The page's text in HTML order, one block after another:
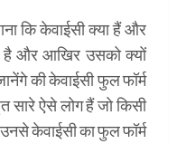
कि केवाईसी क्या हैं और
है और आखिर उसको क्यों
की केवाईसी फुल फॉर्म
सारे ऐसे लोग हैं जो किसी
केवाईसी का फुल फॉर्म